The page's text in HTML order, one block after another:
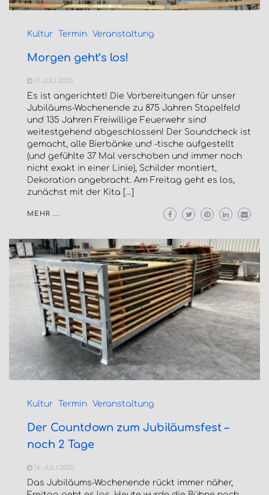
Kultur Termin Veranstaltung
Morgen geht’s los!
17. JULI 2025
Es ist angerichtet! Die Vorbereitungen für unser
Jubiläums-Wochenende zu 875 Jahren Stapelfeld
und 135 Jahren Freiwillige Feuerwehr sind
weitestgehend abgeschlossen! Der Soundcheck ist
gemacht, alle Bierbänke und -tische aufgestellt
(und gefühlte 37 Mal verschoben und immer noch
nicht exakt in einer Linie), Schilder montiert,
Dekoration angebracht. Am Freitag geht es los,
zunächst mit der Kita […]
MEHR ...
Kultur Termin Veranstaltung
Der Countdown zum Jubiläumsfest –
noch 2 Tage
16. JULI 2025
Das Jubiläums-Wochenende rückt immer näher,